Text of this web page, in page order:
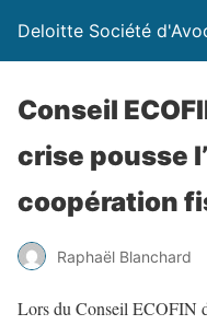
Deloitte Société
Conseil
crise pousse
coopération
Raphaël Blanchard
Lors du Conseil ECOFIN